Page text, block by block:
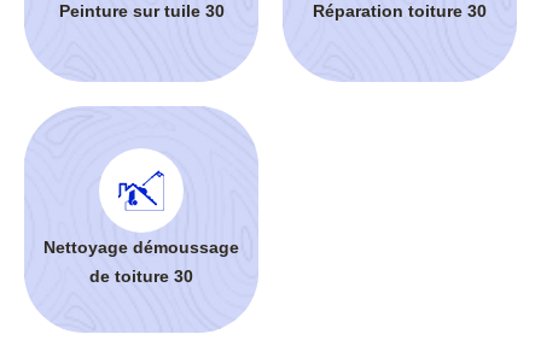
Peinture sur tuile 30 Réparation toiture 30
Nettoyage démoussage
de toiture 30